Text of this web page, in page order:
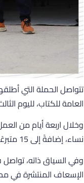
تتواصل الحملة التي
العامة للكتاب، لليوم
نساء، إضافةً إلى 15 متبرعًا بالدم تم سحب وحدات منهم وفق المعايير الطبية المعتمدة.
وفي السياق ذاته،
الإسعاف المنتشرة في